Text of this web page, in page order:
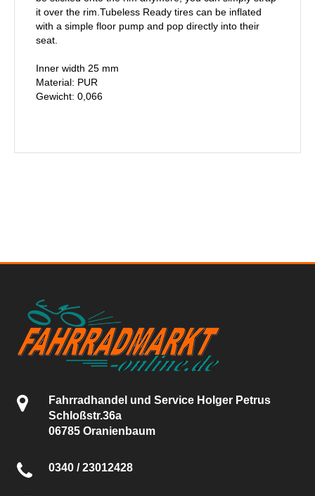
it over the rim.Tubeless Ready tires can be inflated
with a simple floor pump and pop directly into their
seat.
Inner width 25 mm
Material: PUR
Gewicht: 0,066
Fahrradhandel und Service Holger Petrus
Schloßstr.36a
06785 Oranienbaum
0340 / 23012428